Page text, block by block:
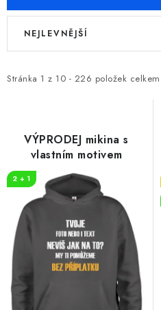
V
i
d
ů
Stránka 1 z 10 - 226 položek celkem
Ř
e
o
k
t
ů
NEJLEVNĚJŠÍ
VÝPRODEJ mikina s
vlastním motivem
2 + 1